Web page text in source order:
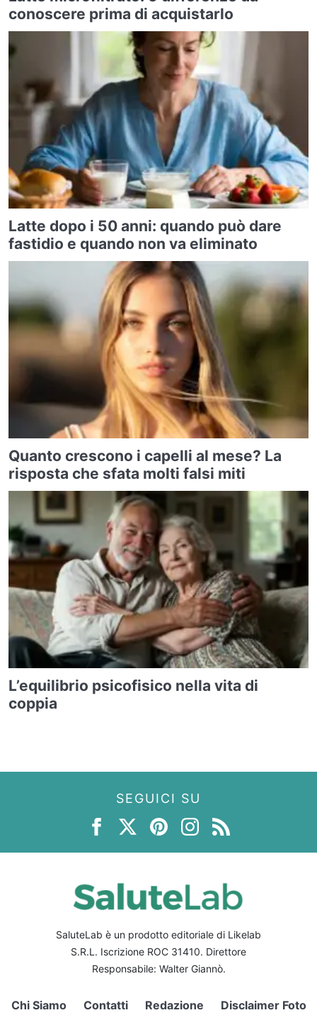
conoscere prima di acquistarlo
Latte dopo i 50 anni: quando può dare
fastidio e quando non va eliminato
Quanto crescono i capelli al mese? La
risposta che sfata molti falsi miti
L’equilibrio psicofisico nella vita di
coppia
SEGUICI SU
SaluteLab è un prodotto editoriale di Likelab
S.R.L. Iscrizione ROC 31410. Direttore
Responsabile: Walter Giannò.
Chi Siamo Contatti Redazione Disclaimer Foto